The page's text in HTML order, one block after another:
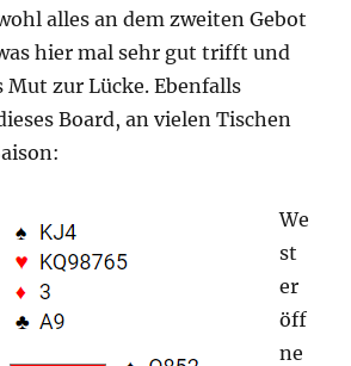
alles an dem zweiten Gebot
hier mal sehr gut trifft und
zur Lücke. Ebenfalls
Board, an vielen Tischen
We
st
er
öff
ne